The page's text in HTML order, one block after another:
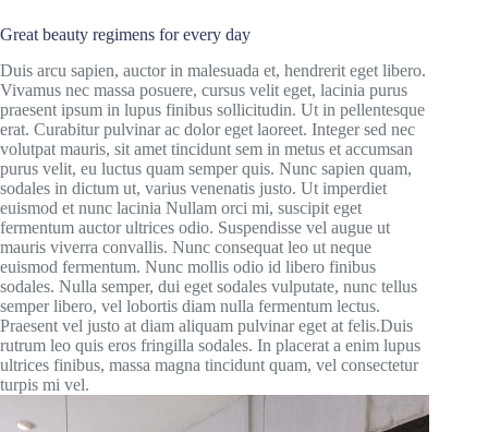
Great beauty regimens for every day
Duis arcu sapien, auctor in malesuada et, hendrerit eget libero.
Vivamus nec massa posuere, cursus velit eget, lacinia purus
praesent ipsum in lupus finibus sollicitudin. Ut in pellentesque
erat. Curabitur pulvinar ac dolor eget laoreet. Integer sed nec
volutpat mauris, sit amet tincidunt sem in metus et accumsan
purus velit, eu luctus quam semper quis. Nunc sapien quam,
sodales in dictum ut, varius venenatis justo. Ut imperdiet
euismod et nunc lacinia Nullam orci mi, suscipit eget
fermentum auctor ultrices odio. Suspendisse vel augue ut
mauris viverra convallis. Nunc consequat leo ut neque
euismod fermentum. Nunc mollis odio id libero finibus
sodales. Nulla semper, dui eget sodales vulputate, nunc tellus
semper libero, vel lobortis diam nulla fermentum lectus.
Praesent vel justo at diam aliquam pulvinar eget at felis.Duis
rutrum leo quis eros fringilla sodales. In placerat a enim lupus
ultrices finibus, massa magna tincidunt quam, vel consectetur
turpis mi vel.